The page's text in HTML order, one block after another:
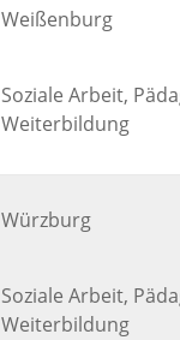
Weißenburg
Soziale Arbeit,
Weiterbildung
Würzburg
Soziale Arbeit,
Weiterbildung